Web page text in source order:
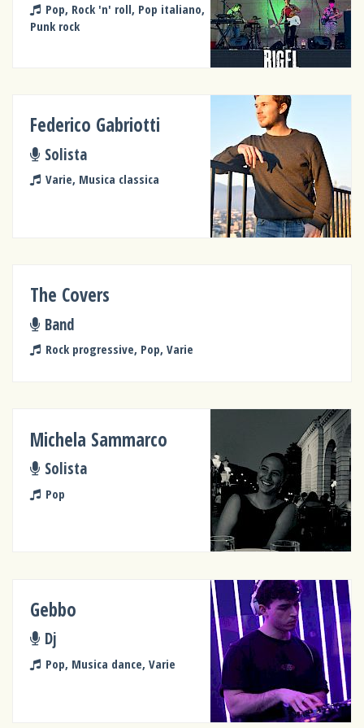
Pop, Rock 'n' roll, Pop italiano,
Punk rock
Federico Gabriotti
Solista
Varie, Musica classica
The Covers
Band
Rock progressive, Pop, Varie
Michela Sammarco
Solista
Pop
Gebbo
Dj
Pop, Musica dance, Varie